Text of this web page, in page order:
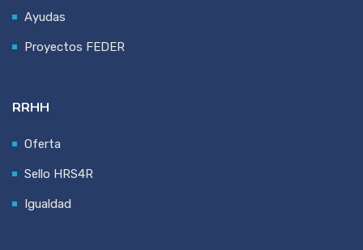
Ayudas
Proyectos FEDER
RRHH
Oferta
Sello HRS4R
Igualdad